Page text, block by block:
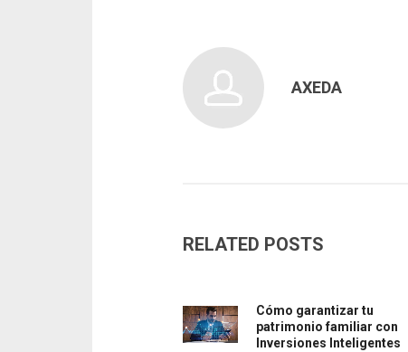
AXEDA
RELATED POSTS
Cómo garantizar tu
patrimonio familiar con
Inversiones Inteligentes